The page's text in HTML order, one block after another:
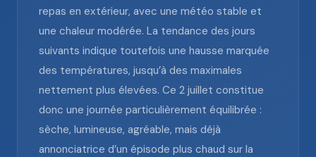
repas en extérieur, avec une météo stable et
une chaleur modérée. La tendance des jours
suivants indique toutefois une hausse marquée
des températures, jusqu’à des maximales
nettement plus élevées. Ce 2 juillet constitue
donc une journée particulièrement équilibrée :
sèche, lumineuse, agréable, mais déjà
annonciatrice d’un épisode plus chaud sur la